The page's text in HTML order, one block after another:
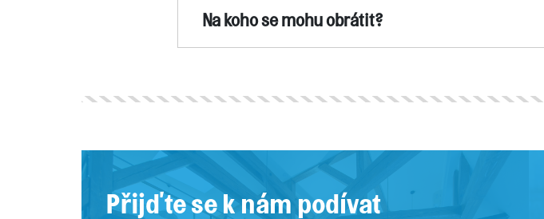
Na koho se mohu obrátit?
Přijďte se k nám podívat